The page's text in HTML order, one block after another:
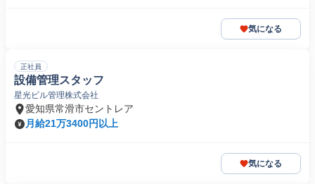
気になる
正社員
設備管理スタッフ
星光ビル管理株式会社
愛知県常滑市セントレア
月給21万3400円以上
気になる